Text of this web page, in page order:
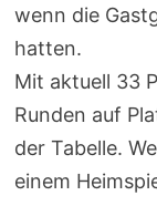
wenn die
hatten.
Mit aktuell 33
Runden auf
der Tabelle.
einem